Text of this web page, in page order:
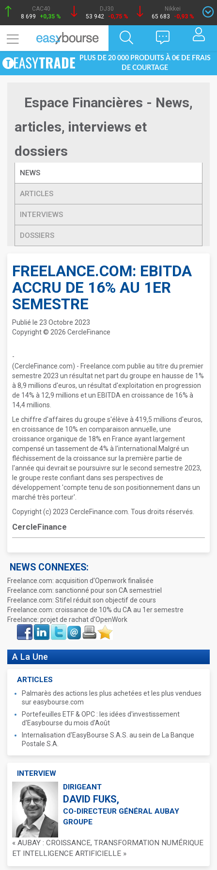
CAC40
8 699
+0,35 %
DJ30
53 942
-0,75 %
Nikkei
65 683
-0,93 %
PLUS DE 20 000 PRODUITS À 0€ DE FRAIS
DE COURTAGE
Espace Financières - News,
articles, interviews et
dossiers
NEWS
ARTICLES
INTERVIEWS
DOSSIERS
FREELANCE.COM: EBITDA
ACCRU DE 16% AU 1ER
SEMESTRE
Publié le 23 Octobre 2023
Copyright © 2026 CercleFinance
-
(CercleFinance.com) - Freelance.com publie au titre du premier
semestre 2023 un résultat net part du groupe en hausse de 1%
à 8,9 millions d'euros, un résultat d'exploitation en progression
de 14% à 12,9 millions et un EBITDA en croissance de 16% à
14,4 millions.
Le chiffre d'affaires du groupe s'élève à 419,5 millions d'euros,
en croissance de 10% en comparaison annuelle, une
croissance organique de 18% en France ayant largement
compensé un tassement de 4% à l'international.Malgré un
fléchissement de la croissance sur la première partie de
l'année qui devrait se poursuivre sur le second semestre 2023,
le groupe reste confiant dans ses perspectives de
développement 'compte tenu de son positionnement dans un
marché très porteur'.
Copyright (c) 2023 CercleFinance.com. Tous droits réservés.
CercleFinance
NEWS CONNEXES:
Freelance.com: acquisition d'Openwork finalisée
Freelance.com: sanctionné pour son CA semestriel
Freelance.com: Stifel réduit son objectif de cours
Freelance.com: croissance de 10% du CA au 1er semestre
Freelance: projet de rachat d'OpenWork
Face
book
LinkIn Twitter Envoyer ImprimerFavoris
A La Une
ARTICLES
Palmarès des actions les plus achetées et les plus vendues
sur easybourse.com
Portefeuilles ETF & OPC : les idées d'investissement
d'Easybourse du mois d'Août
Internalisation d'EasyBourse S.A.S. au sein de La Banque
Postale S.A.
INTERVIEW
DIRIGEANT
DAVID FUKS,
CO-DIRECTEUR GÉNÉRAL AUBAY
GROUPE
« AUBAY : CROISSANCE, TRANSFORMATION NUMÉRIQUE
ET INTELLIGENCE ARTIFICIELLE »